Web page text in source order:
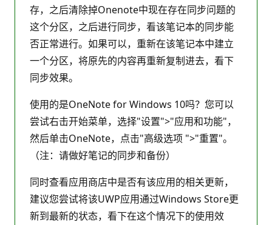
存，之后清除掉Onenote中现在存在同步问题的
这个分区，之后进行同步，看该笔记本的同步能
否正常进行。如果可以，重新在该笔记本中建立
一个分区，将原先的内容再重新复制进去，看下
同步效果。
使用的是OneNote for Windows 10吗？您可以
尝试右击开始菜单，选择"设置">"应用和功能"，
然后单击OneNote，点击"高级选项 ">"重置"。
（注：请做好笔记的同步和备份）
同时查看应用商店中是否有该应用的相关更新，
建议您尝试将该UWP应用通过Windows Store更
新到最新的状态，看下在这个情况下的使用效